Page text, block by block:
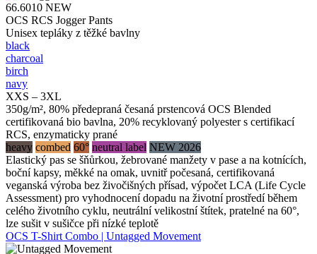
66.6010 NEW
OCS RCS Jogger Pants
Unisex tepláky z těžké bavlny
black
charcoal
birch
navy
XXS – 3XL
350g/m², 80% předepraná česaná prstencová OCS Blended
certifikovaná bio bavlna, 20% recyklovaný polyester s certifikací
RCS, enzymaticky prané
heavy combed 60° neutral label NEW 2026
Elastický pas se šňůrkou, žebrované manžety v pase a na kotnících,
boční kapsy, měkké na omak, uvnitř počesaná, certifikovaná
veganská výroba bez živočišných přísad, výpočet LCA (Life Cycle
Assessment) pro vyhodnocení dopadu na životní prostředí během
celého životního cyklu, neutrální velikostní štítek, pratelné na 60°,
lze sušit v sušičce při nízké teplotě
OCS T-Shirt Combo | Untagged Movement